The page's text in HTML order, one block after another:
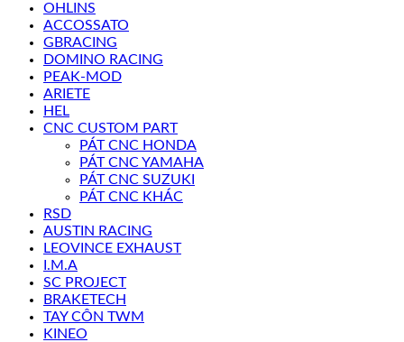
OHLINS
ACCOSSATO
GBRACING
DOMINO RACING
PEAK-MOD
ARIETE
HEL
CNC CUSTOM PART
PÁT CNC HONDA
PÁT CNC YAMAHA
PÁT CNC SUZUKI
PÁT CNC KHÁC
RSD
AUSTIN RACING
LEOVINCE EXHAUST
I.M.A
SC PROJECT
BRAKETECH
TAY CÔN TWM
KINEO